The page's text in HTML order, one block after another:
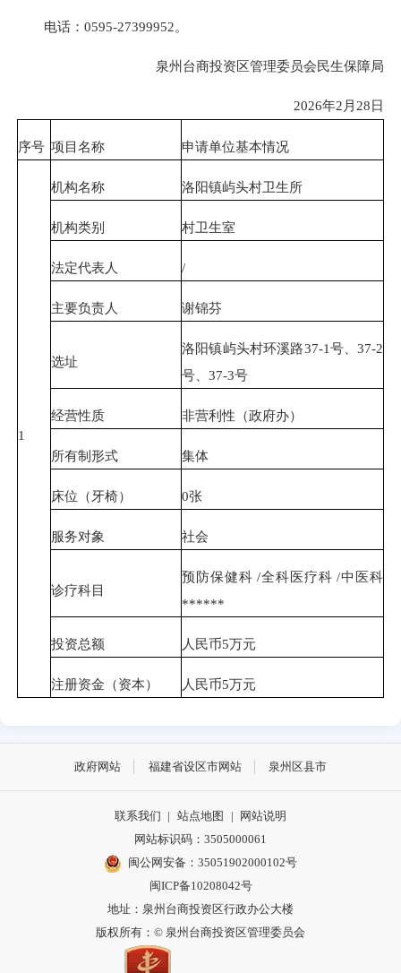
电话：0595-27399952。
泉州台商投资区管理委员会民生保障局
2026年2月28日
序号 项目名称 申请单位基本情况
1
机构名称 洛阳镇屿头村卫生所
机构类别 村卫生室
法定代表人 /
主要负责人 谢锦芬
选址
洛阳镇屿头村环溪路37-1号、37-2
号、37-3号
经营性质 非营利性（政府办）
所有制形式 集体
床位（牙椅） 0张
服务对象 社会
诊疗科目
预防保健科 /全科医疗科 /中医科
******
投资总额 人民币5万元
注册资金（资本） 人民币5万元
政府网站 福建省设区市网站 泉州区县市
联系我们 | 站点地图 |
网站说明
网站标识码：3505000061
闽公网安备：35051902000102号
闽ICP备10208042号
地址：泉州台商投资区行政办公大楼
版权所有：© 泉州台商投资区管理委员会